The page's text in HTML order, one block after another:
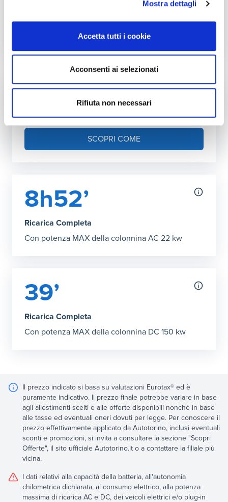
Mostra dettagli
Accetta tutti i cookie
Acconsenti ai selezionati
Rifiuta non necessari
Grafico che mostra l'autonomia in chilometri ottenibile
591 km
39’ Ricarica Completa:768 km
Puoi aumentare la potenza della tua rete
domestica
SCOPRI COME
8h52’
Ricarica Completa
Con potenza MAX della colonnina AC 22 kw
39’
Ricarica Completa
Con potenza MAX della colonnina DC 150 kw
Il prezzo indicato si basa su valutazioni Eurotax® ed è
puramente indicativo. Il prezzo finale potrebbe variare in base
agli allestimenti scelti e alle offerte disponibili nonché in base
alle tasse ed eventuali oneri dovuti per legge. Per conoscere il
prezzo effettivamente applicato da Autotorino, inclusi eventuali
sconti e promozioni, si invita a consultare la sezione "Scopri
Offerte", il sito ufficiale Autotorino.it o a contattare la filiale più
vicina.
I dati relativi alla capacità della batteria, all'autonomia
chilometrica dichiarata, al consumo elettrico, alla potenza
massima di ricarica AC e DC, dei veicoli elettrici e/o plug-in